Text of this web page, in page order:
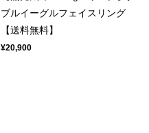
ブルイーグルフェイスリング
【送料無料】
¥20,900